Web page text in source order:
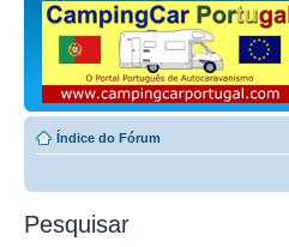
Índice do Fórum
Pesquisar